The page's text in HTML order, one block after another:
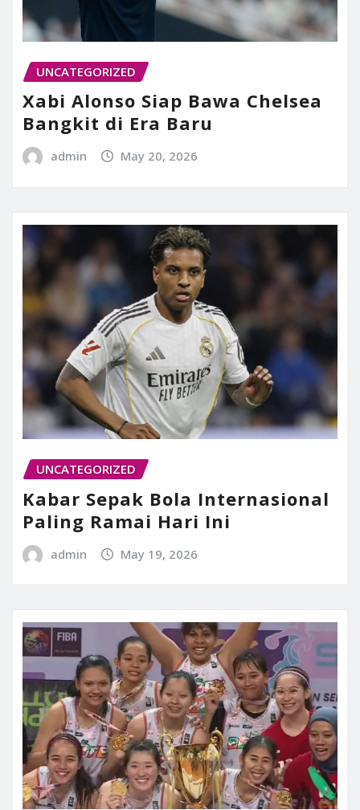
UNCATEGORIZED
Xabi Alonso Siap Bawa Chelsea
Bangkit di Era Baru
admin May 20, 2026
UNCATEGORIZED
Kabar Sepak Bola Internasional
Paling Ramai Hari Ini
admin May 19, 2026